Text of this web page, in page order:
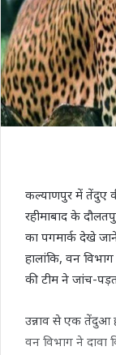
कल्याणपुर में तेंदुए
रहीमाबाद के
का पगमार्क देखे
हालांकि, वन
की टीम ने जांच-
उन्नाव से एक तेंदुआ
वन विभाग ने दावा